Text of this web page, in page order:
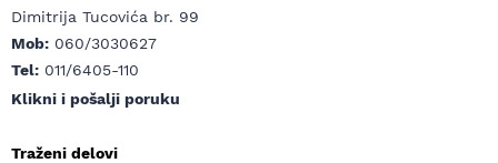
Dimitrija Tucovića br. 99
Mob: 060/3030627
Tel: 011/6405-110
Klikni i pošalji poruku
Traženi delovi